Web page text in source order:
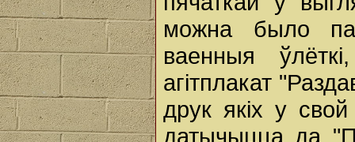
можна было
ваенныя
агітплакат
друк якіх у
датычыцца да